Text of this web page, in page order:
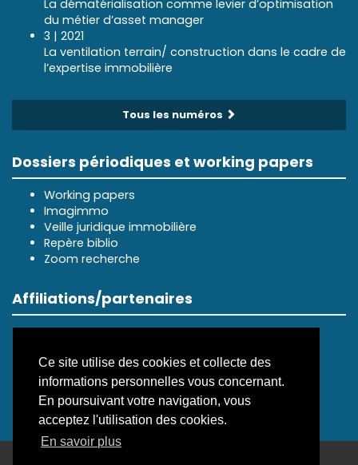
Ce site utilise des cookies et collecte des
informations personnelles vous concernant.
En poursuivant votre navigation, vous
acceptez l'utilisation des cookies.
En savoir plus
La dématérialisation comme levier d’optimisation
du métier d’asset manager
3 | 2021
La ventilation terrain/ construction dans le cadre de
l’expertise immobilière
Tous les numéros
Dossiers périodiques et working papers
Working papers
Imagimmo
Veille juridique immobilière
Repère biblio
Zoom recherche
Affiliations/partenaires